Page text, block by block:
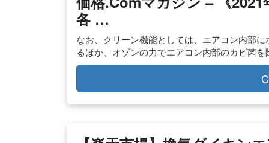
各 …
なお、クリーン機能としては、エアコン内部
るほか、オゾンの力でエアコン内部のカビ菌